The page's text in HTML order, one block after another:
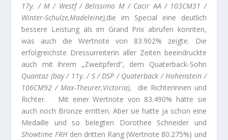
17y. / M / Westf / Belissimo M / Cacir AA / 103CM31 /
Winter-Schulze,Madeleine),die im Special eine deutlich
bessere Leistung als im Grand Prix abrufen konnten,
was auch die Wertnote von 83.902% zeigte. Die
erfolgreichste Dressurreiterin aller Zeiten beeindruckte
auch mit ihrem „Zweitpferd“, dem Quaterback-Sohn
Quantaz (bay / 11y. / S / DSP / Quaterback / Hohenstein /
106CM92 / Max-Theurer,Victoria),
die Richterinnen und
Richter. Mit einer Wertnote von 83.490% hätte sie
auch noch Bronze erritten. Aber sie hatte ja schon eine
Medaille und so belegten Dorothee Schneider und
Showtime FRH den dritten Rang (Wertnote 80.275%) und